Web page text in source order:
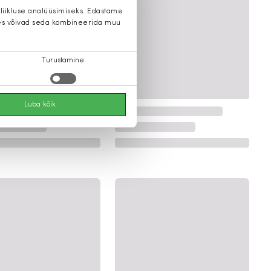
analüüsimiseks. Edastame
võivad seda kombineerida muu
Turustamine
Luba kõik